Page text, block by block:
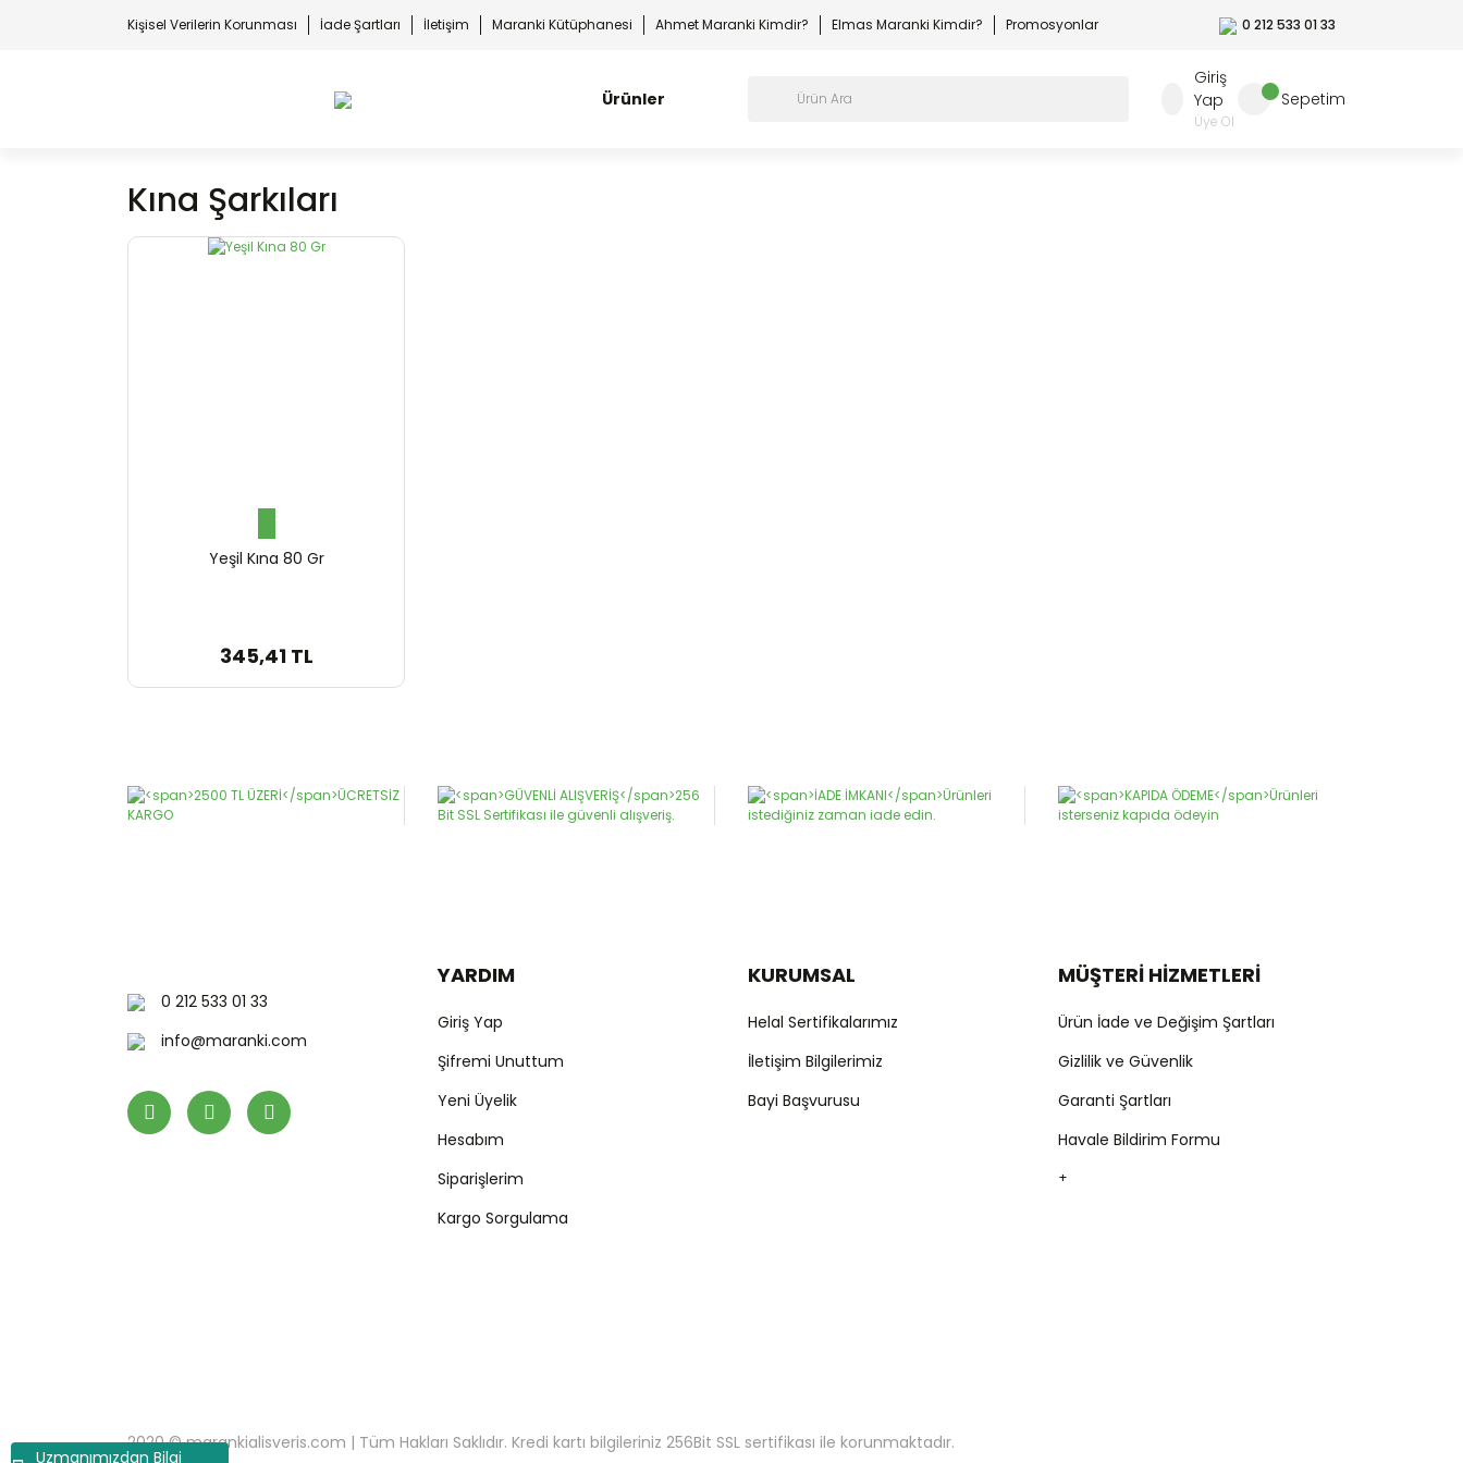
Uzmanımızdan Bilgi
Kişisel Verilerin Korunması İade Şartları İletişim Maranki Kütüphanesi Ahmet Maranki Kimdir? Elmas Maranki Kimdir? Promosyonlar 0 212 533 01 33
Ürünler
Giriş
Yap
Üye Ol
Sepetim
Kına Şarkıları
Yeşil Kına 80 Gr
345,41 TL
0 212 533 01 33
info@maranki.com
YARDIM
Giriş Yap
Şifremi Unuttum
Yeni Üyelik
Hesabım
Siparişlerim
Kargo Sorgulama
KURUMSAL
Helal Sertifikalarımız
İletişim Bilgilerimiz
Bayi Başvurusu
MÜŞTERİ HİZMETLERİ
Ürün İade ve Değişim Şartları
Gizlilik ve Güvenlik
Garanti Şartları
Havale Bildirim Formu
+
2020 © marankialisveris.com | Tüm Hakları Saklıdır. Kredi kartı bilgileriniz 256Bit SSL sertifikası ile korunmaktadır.